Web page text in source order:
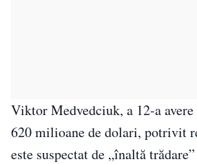
Viktor Medvedciuk, a 12-a
620 milioane de dolari, potrivit
este suspectat de „înaltă